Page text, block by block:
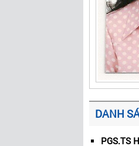
DANH
PGS.TS